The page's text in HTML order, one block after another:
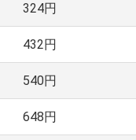
324円
432円
540円
648円